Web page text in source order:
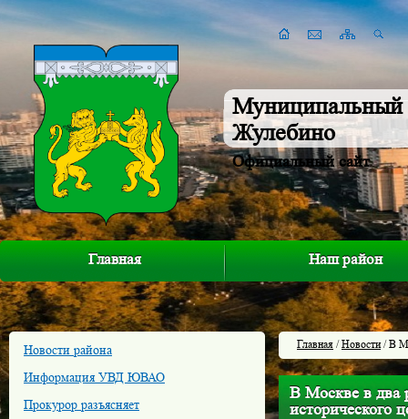
Муниципальный
Жулебино
Официальный сайт
Главная Наш район
Новости района
Информация УВД ЮВАО
Прокурор разъясняет
Главная /Новости/ В
В Москве в два
исторического